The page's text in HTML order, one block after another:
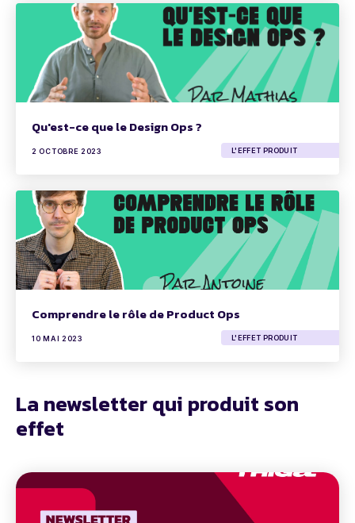
Qu'est-ce que le Design Ops ?
2 OCTOBRE 2023 L'EFFET PRODUIT
Comprendre le rôle de Product Ops
10 MAI 2023 L'EFFET PRODUIT
La newsletter qui produit son
effet